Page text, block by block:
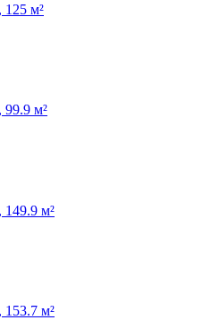
125 м²
99.9 м²
149.9 м²
153.7 м²